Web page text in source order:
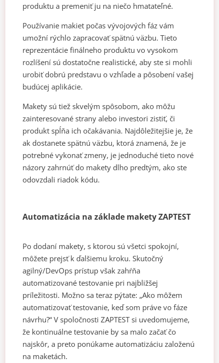
produktu a premeniť ju na niečo hmatateľné.
Používanie makiet počas vývojových fáz vám
umožní rýchlo zapracovať spätnú väzbu. Tieto
reprezentácie finálneho produktu vo vysokom
rozlíšení sú dostatočne realistické, aby ste si mohli
urobiť dobrú predstavu o vzhľade a pôsobení vašej
budúcej aplikácie.
Makety sú tiež skvelým spôsobom, ako môžu
zainteresované strany alebo investori zistiť, či
produkt spĺňa ich očakávania. Najdôležitejšie je, že
ak dostanete spätnú väzbu, ktorá znamená, že je
potrebné vykonať zmeny, je jednoduché tieto nové
názory zahrnúť do makety dlho predtým, ako ste
odovzdali riadok kódu.
Automatizácia na základe makety ZAPTEST
Po dodaní makety, s ktorou sú všetci spokojní,
môžete prejsť k ďalšiemu kroku. Skutočný
agilný/DevOps prístup však zahŕňa
automatizované testovanie pri najbližšej
príležitosti. Možno sa teraz pýtate: „Ako môžem
automatizovať testovanie, keď som práve vo fáze
návrhu?“ V spoločnosti ZAPTEST si uvedomujeme,
že kontinuálne testovanie by sa malo začať čo
najskôr, a preto ponúkame automatizáciu založenú
na maketách.